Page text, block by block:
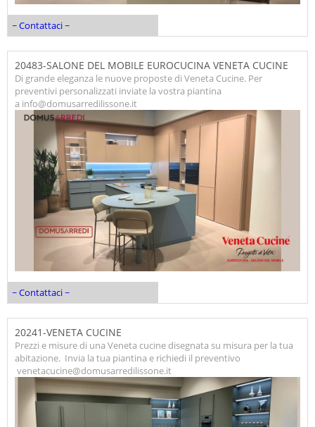
~ Contattaci ~
20483-SALONE DEL MOBILE EUROCUCINA VENETA CUCINE
Di grande eleganza le nuove proposte di Veneta Cucine. Per
preventivi personalizzati inviate la vostra piantina
a info@domusarredilissone.it
~ Contattaci ~
20241-VENETA CUCINE
Prezzi e misure di una Veneta cucine disegnata su misura per la tua
abitazione. Invia la tua piantina e richiedi il preventivo
venetacucine@domusarredilissone.it